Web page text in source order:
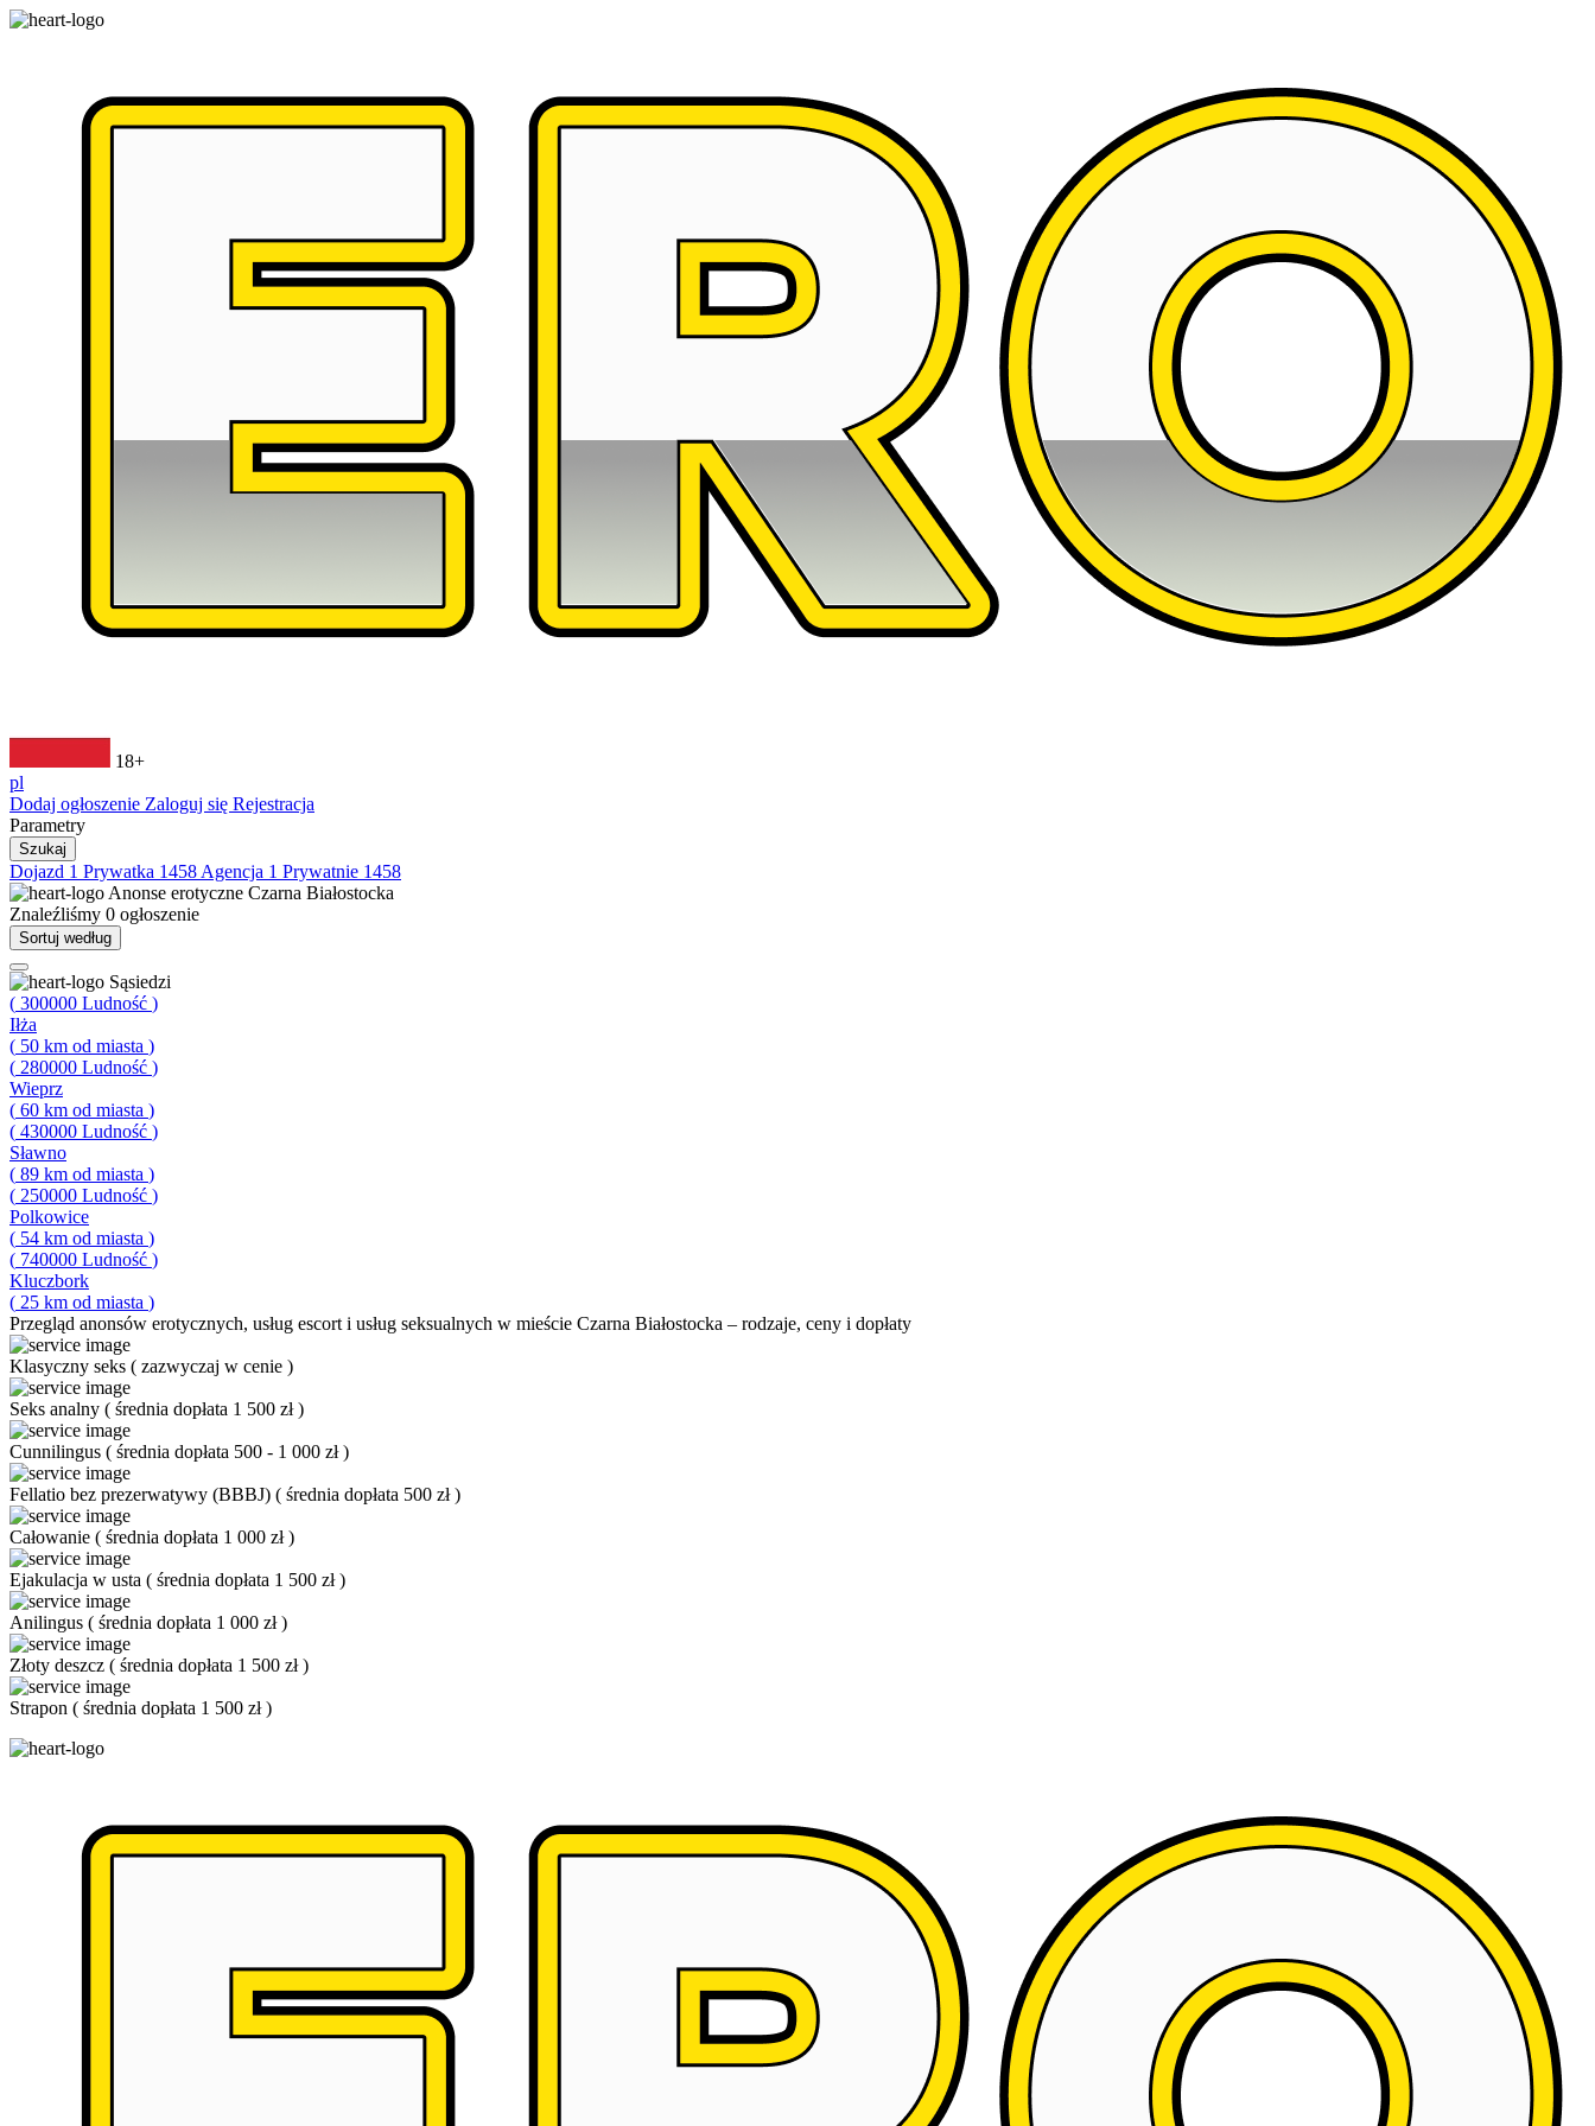
18+
pl
Dodaj ogłoszenie Zaloguj się Rejestracja
Parametry
Szukaj
Dojazd 1 Prywatka 1458 Agencja 1 Prywatnie 1458
Anonse erotyczne Czarna Białostocka
Znaleźliśmy 0 ogłoszenie
Sortuj według
Sąsiedzi
( 300000 Ludność )
Iłża
( 50 km od miasta )
( 280000 Ludność )
Wieprz
( 60 km od miasta )
( 430000 Ludność )
Sławno
( 89 km od miasta )
( 250000 Ludność )
Polkowice
( 54 km od miasta )
( 740000 Ludność )
Kluczbork
( 25 km od miasta )
Przegląd anonsów erotycznych, usług escort i usług seksualnych w mieście Czarna Białostocka – rodzaje, ceny i dopłaty
Klasyczny seks ( zazwyczaj w cenie )
Seks analny ( średnia dopłata 1 500 zł)
Cunnilingus ( średnia dopłata 500 - 1 000 zł)
Fellatio bez prezerwatywy (BBBJ) ( średnia dopłata 500 zł)
Całowanie ( średnia dopłata 1 000 zł)
Ejakulacja w usta ( średnia dopłata 1 500 zł)
Anilingus ( średnia dopłata 1 000 zł)
Złoty deszcz ( średnia dopłata 1 500 zł)
Strapon ( średnia dopłata 1 500 zł)